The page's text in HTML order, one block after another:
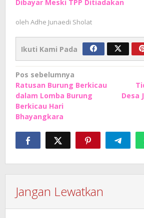
Dibayar Meski TPP Ditiadakan
oleh Adhe Junaedi Sholat
Ikuti Kami Pada
Navigasi
pos
Pos sebelumnya
Ratusan Burung Berkicau
dalam Lomba Burung
Berkicau Hari
Bhayangkara
Desa
Jangan Lewatkan